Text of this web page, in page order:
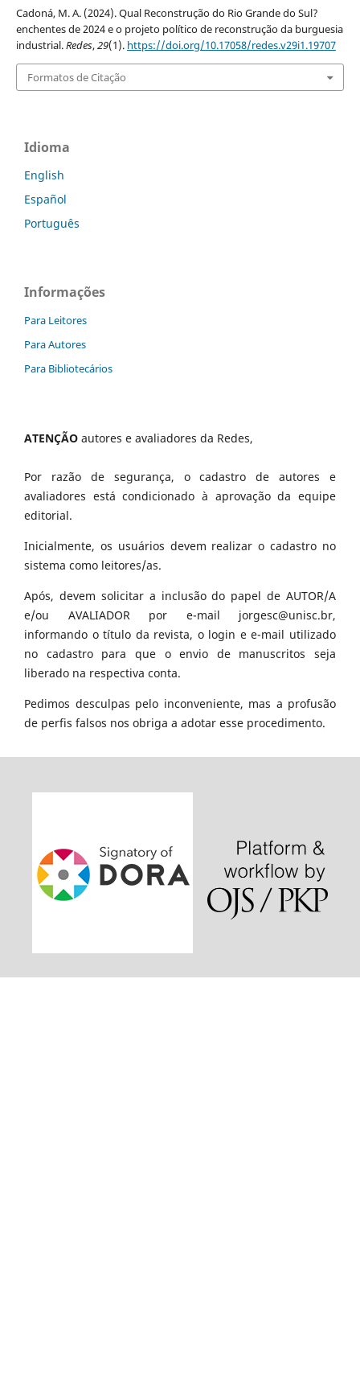
Cadoná, M. A. (2024). Qual Reconstrução do Rio Grande do Sul?
enchentes de 2024 e o projeto político de reconstrução da burguesia
industrial.Redes,29(1). https://doi.org/10.17058/redes.v29i1.19707
Formatos de Citação
Idioma
English
Español
Português
Informações
Para Leitores
Para Autores
Para Bibliotecários
ATENÇÃO autores e avaliadores da Redes,
Por razão de segurança, o cadastro de autores e
avaliadores está condicionado à aprovação da equipe
editorial.
Inicialmente, os usuários devem realizar o cadastro no
sistema como leitores/as.
Após, devem solicitar a inclusão do papel de AUTOR/A
e/ou AVALIADOR por e-mail jorgesc@unisc.br,
informando o título da revista, o login e e-mail utilizado
no cadastro para que o envio de manuscritos seja
liberado na respectiva conta.
Pedimos desculpas pelo inconveniente, mas a profusão
de perfis falsos nos obriga a adotar esse procedimento.